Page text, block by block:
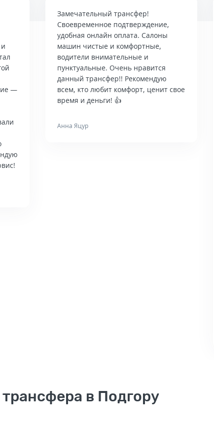
—
Замечательный трансфер!
Своевременное подтверждение,
удобная онлайн оплата. Салоны
машин чистые и комфортные,
водители внимательные и
пунктуальные. Очень нравится
данный трансфер!! Рекомендую
всем, кто любит комфорт, ценит свое
время и деньги! 👍
Анна Яцур
в Подгору